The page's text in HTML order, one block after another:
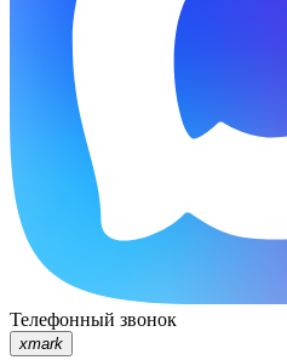
Телефонный звонок
xmark